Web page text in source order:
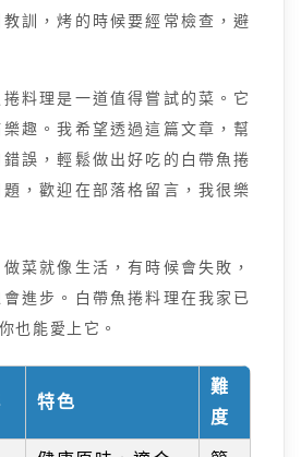
訓，烤的時候要經常檢查，避
料理是一道值得嘗試的菜。它
趣。我希望透過這篇文章，幫
誤，輕鬆做出好吃的白帶魚捲
，歡迎在部落格留言，我很樂
菜就像生活，有時候會失敗，
進步。白帶魚捲料理在我家已
也能愛上它。
特色
難
度